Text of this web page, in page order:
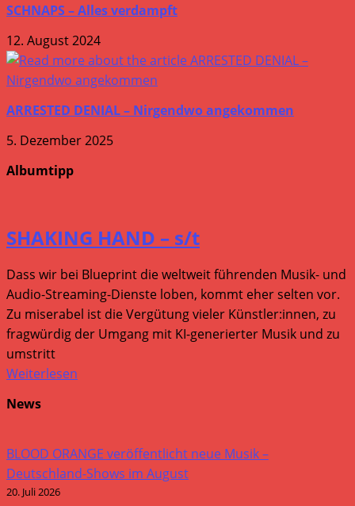
SCHNAPS – Alles verdampft
12. August 2024
ARRESTED DENIAL – Nirgendwo angekommen
5. Dezember 2025
Albumtipp
SHAKING HAND – s/t
Dass wir bei Blueprint die weltweit führenden Musik- und
Audio-Streaming-Dienste loben, kommt eher selten vor.
Zu miserabel ist die Vergütung vieler Künstler:innen, zu
fragwürdig der Umgang mit KI-generierter Musik und zu
umstritt
Weiterlesen
News
BLOOD ORANGE veröffentlicht neue Musik –
Deutschland-Shows im August
20. Juli 2026